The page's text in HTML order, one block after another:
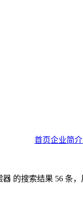
首页企业简介
的搜索结果 56 条，